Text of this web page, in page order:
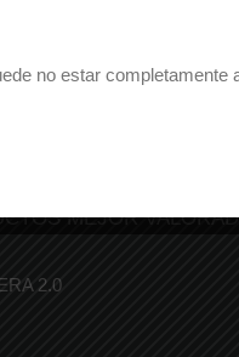
MEJOR
2.0
no estar completamente